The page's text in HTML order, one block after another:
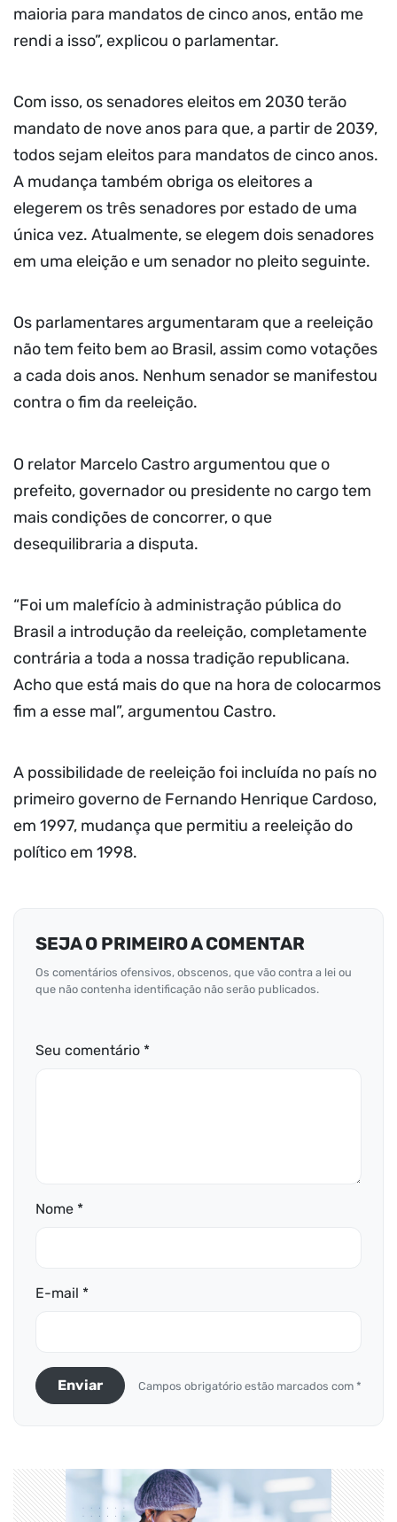
maioria para mandatos de cinco anos, então me
rendi a isso”, explicou o parlamentar.
Com isso, os senadores eleitos em 2030 terão
mandato de nove anos para que, a partir de 2039,
todos sejam eleitos para mandatos de cinco anos.
A mudança também obriga os eleitores a
elegerem os três senadores por estado de uma
única vez. Atualmente, se elegem dois senadores
em uma eleição e um senador no pleito seguinte.
Os parlamentares argumentaram que a reeleição
não tem feito bem ao Brasil, assim como votações
a cada dois anos. Nenhum senador se manifestou
contra o fim da reeleição.
O relator Marcelo Castro argumentou que o
prefeito, governador ou presidente no cargo tem
mais condições de concorrer, o que
desequilibraria a disputa.
“Foi um malefício à administração pública do
Brasil a introdução da reeleição, completamente
contrária a toda a nossa tradição republicana.
Acho que está mais do que na hora de colocarmos
fim a esse mal”, argumentou Castro.
A possibilidade de reeleição foi incluída no país no
primeiro governo de Fernando Henrique Cardoso,
em 1997, mudança que permitiu a reeleição do
político em 1998.
SEJA O PRIMEIRO A COMENTAR
Os comentários ofensivos, obscenos, que vão contra a lei ou
que não contenha identificação não serão publicados.
Seu comentário *
Nome *
E-mail *
Enviar Campos obrigatório estão marcados com *